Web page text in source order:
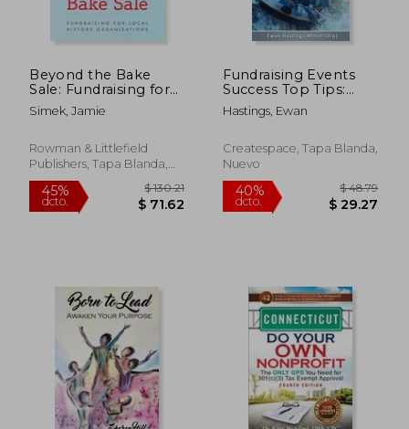
Beyond the Bake
Sale: Fundraising for
Local History
Organizations (en
Simek, Jamie
Rowman & Littlefield
Publishers, Tapa Blanda,
Nuevo
Fundraising Events
Success Top Tips:
Valuable Lessons
from an Old-Dog
Hastings, Ewan
Createspace, Tapa Blanda,
Nuevo